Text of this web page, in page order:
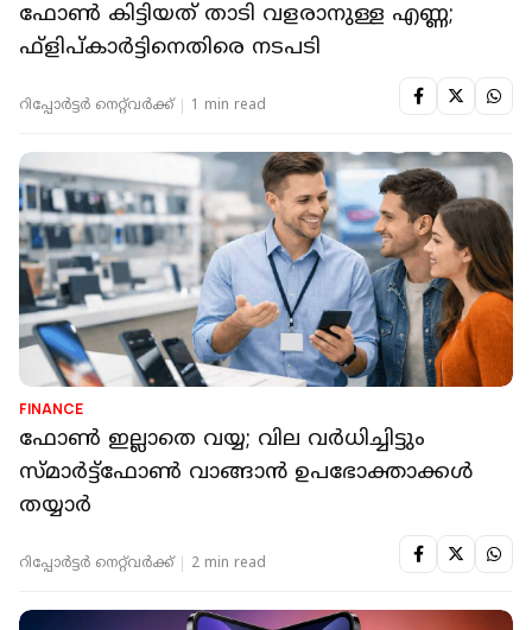
ഫോണ്‍ കിട്ടിയത് താടി വളരാനുള്ള എണ്ണ;
ഫ്‌ളിപ്കാര്‍ട്ടിനെതിരെ നടപടി
റിപ്പോർട്ടർ നെറ്റ്‌വര്‍ക്ക്‌ 1 min read
FINANCE
ഫോണ്‍ ഇല്ലാതെ വയ്യ; വില വര്‍ധിച്ചിട്ടും
സ്മാര്‍ട്ട്‌ഫോണ്‍ വാങ്ങാന്‍ ഉപഭോക്താക്കള്‍
തയ്യാര്‍
റിപ്പോർട്ടർ നെറ്റ്‌വര്‍ക്ക്‌ 2 min read